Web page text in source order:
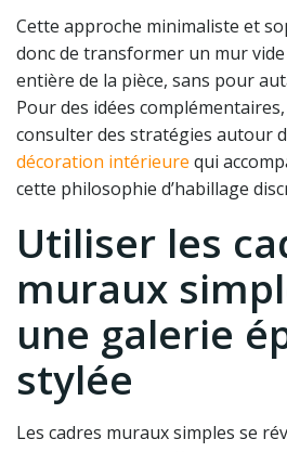
Cette approche minimaliste et
donc de transformer un mur
entière de la pièce, sans pour
Pour des idées complémentaires,
consulter des stratégies autour
décoration intérieure qui
cette philosophie d’habillage
Utiliser les
muraux
une galerie
stylée
Les cadres muraux simples se